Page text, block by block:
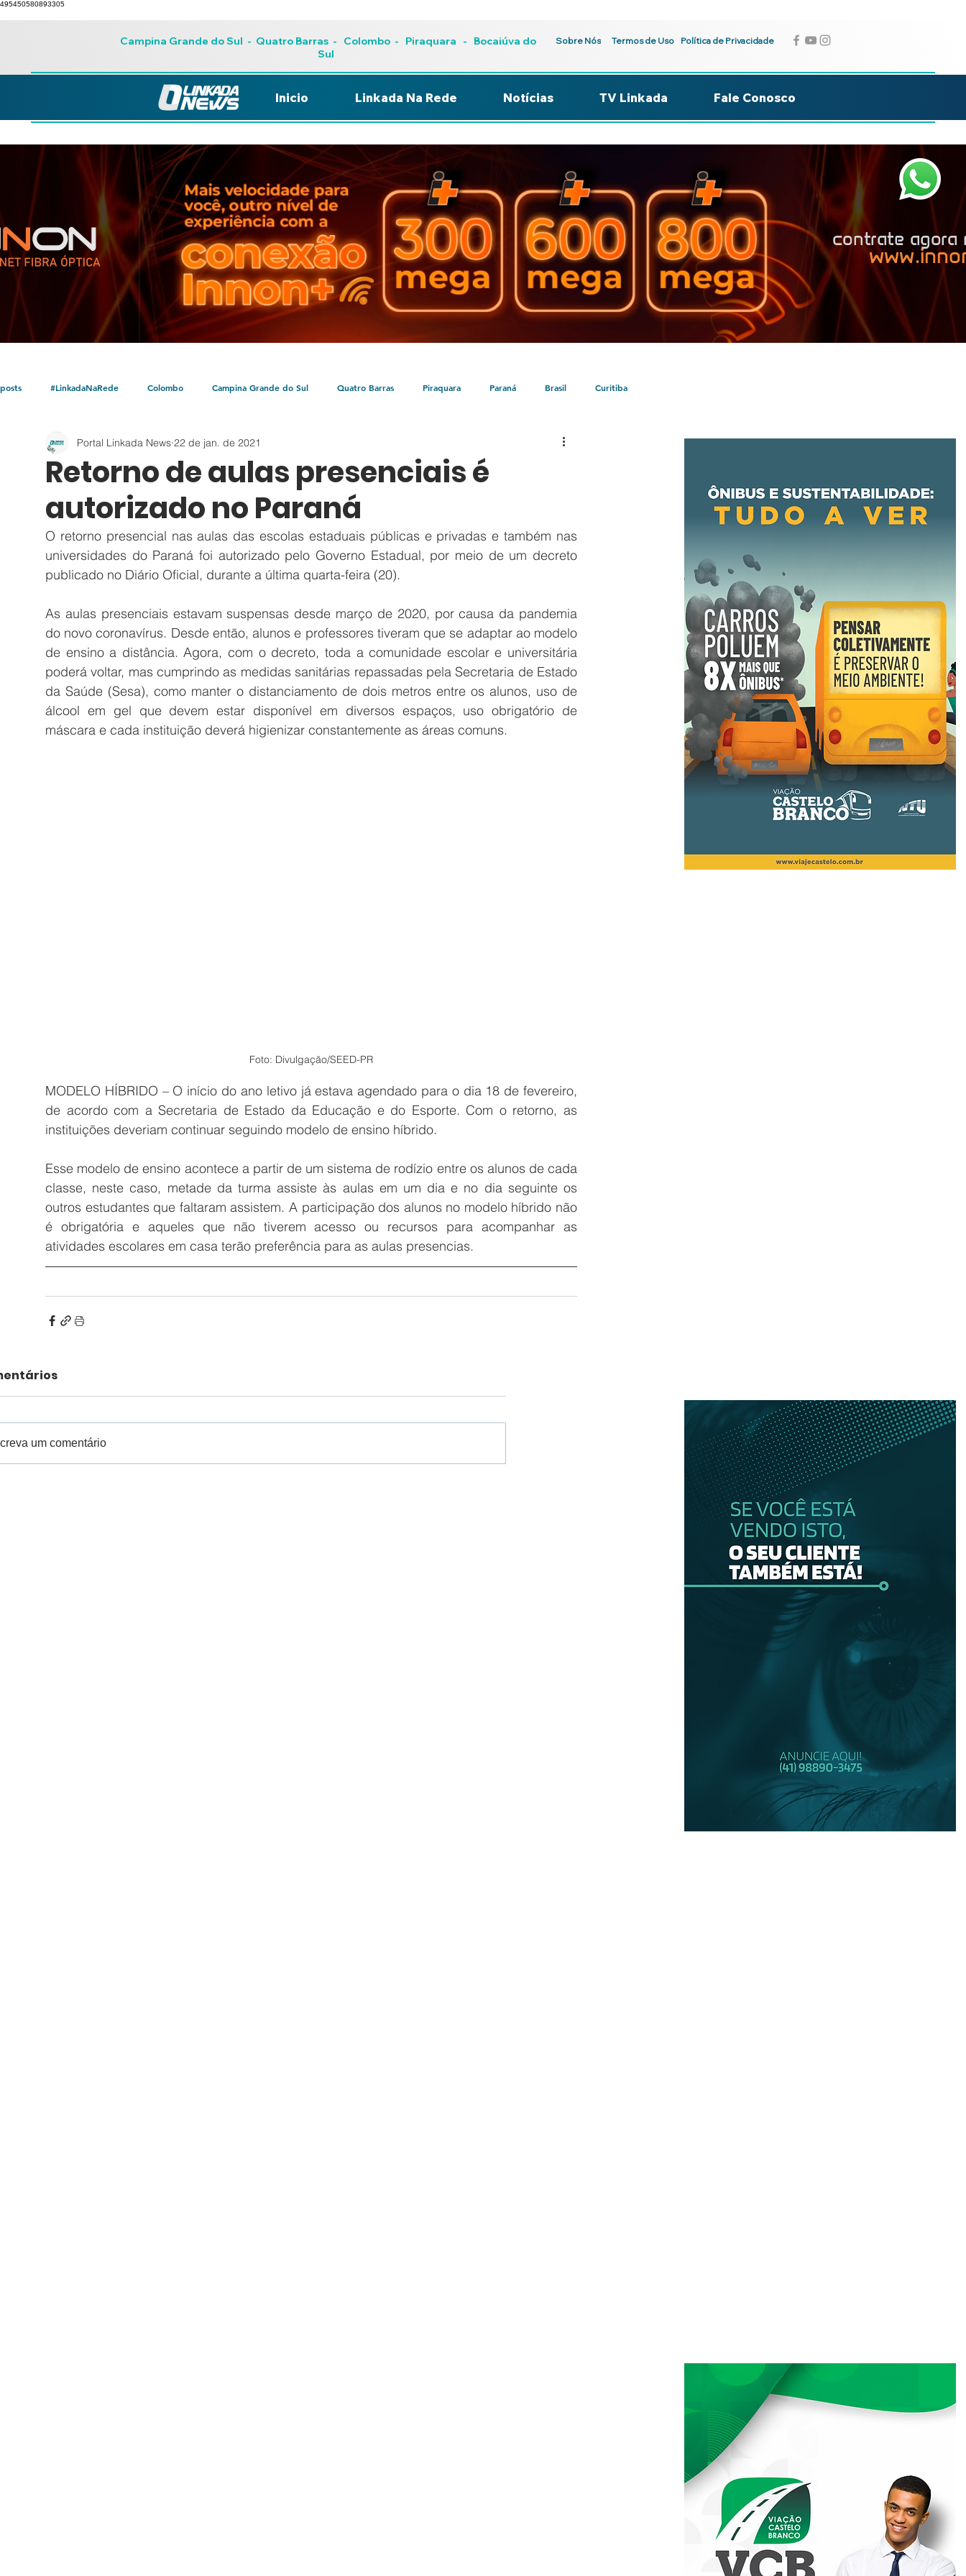
495450580893305
Campina Grande do Sul - Quatro Barras- Colombo- Piraquara - Bocaiúva do
Sul
Sobre Nós Termos de Uso Política de Privacidade
Inicio Linkada Na Rede Notícias TV Linkada Fale Conosco
#LinkadaNaRede Colombo Campina Grande do Sul Quatro Barras Piraquara Paraná Brasil Curitiba
Policial Bocaiúva do Sul Litoral
Retorno de aulas presenciais é
autorizado no Paraná
Portal Linkada News 22 de jan. de 2021
O retorno presencial nas aulas das escolas estaduais públicas e privadas e também nas
universidades do Paraná foi autorizado pelo Governo Estadual, por meio de um decreto
publicado no Diário Oficial, durante a última quarta-feira (20).
As aulas presenciais estavam suspensas desde março de 2020, por causa da pandemia
do novo coronavírus. Desde então, alunos e professores tiveram que se adaptar ao modelo
de ensino a distância. Agora, com o decreto, toda a comunidade escolar e universitária
poderá voltar, mas cumprindo as medidas sanitárias repassadas pela Secretaria de Estado
da Saúde (Sesa), como manter o distanciamento de dois metros entre os alunos, uso de
álcool em gel que devem estar disponível em diversos espaços, uso obrigatório de
máscara e cada instituição deverá higienizar constantemente as áreas comuns.
Foto: Divulgação/SEED-PR
MODELO HÍBRIDO – O início do ano letivo já estava agendado para o dia 18 de fevereiro,
de acordo com a Secretaria de Estado da Educação e do Esporte. Com o retorno, as
instituições deveriam continuar seguindo modelo de ensino híbrido.
Esse modelo de ensino acontece a partir de um sistema de rodízio entre os alunos de cada
classe, neste caso, metade da turma assiste às aulas em um dia e no dia seguinte os
outros estudantes que faltaram assistem. A participação dos alunos no modelo híbrido não
é obrigatória e aqueles que não tiverem acesso ou recursos para acompanhar as
atividades escolares em casa terão preferência para as aulas presencias.
um comentário